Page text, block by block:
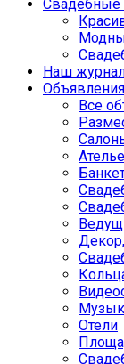
Свадебные
Наш
Объявления
Все
Ателье
Отели